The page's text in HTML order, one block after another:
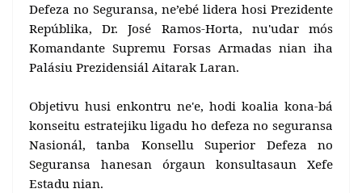
Defeza no Seguransa, ne’ebé lidera hosi Prezidente
Repúblika, Dr. José Ramos-Horta, nu'udar mós
Komandante Supremu Forsas Armadas nian iha
Palásiu Prezidensiál Aitarak Laran.
Objetivu husi enkontru ne'e, hodi koalia kona-bá
konseitu estratejiku ligadu ho defeza no seguransa
Nasionál, tanba Konsellu Superior Defeza no
Seguransa hanesan órgaun konsultasaun Xefe
Estadu nian.